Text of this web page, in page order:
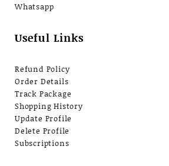
Whatsapp
Useful Links
Refund Policy
Order Details
Track Package
Shopping History
Update Profile
Delete Profile
Subscriptions